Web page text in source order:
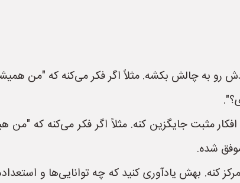
رو به چالش بکشه. مثلاً اگر فکر می‌کنه که "من
مثبت جایگزین کنه. مثلاً اگر فکر می‌کنه که "من
شده.
بهش یادآوری کنید که چه توانایی‌ها و